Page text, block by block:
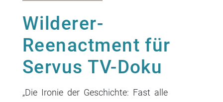
Wilderer-
Reenactment für
Servus TV-Doku
„Die Ironie der Geschichte: Fast alle